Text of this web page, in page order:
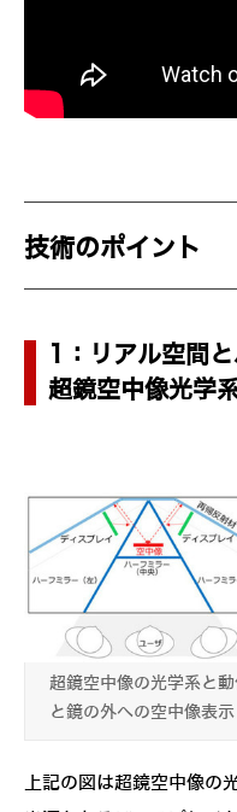
技術のポイント
1：リアル空間
超鏡空中像光学
超鏡空中像の光学系と
と鏡の外への空中像表示
上記の図は超鏡空中像の